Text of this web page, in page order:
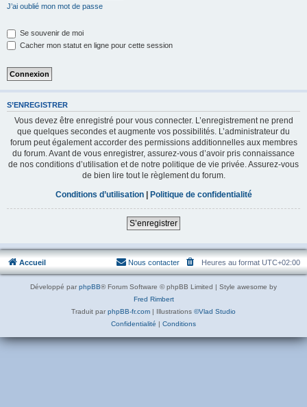
J’ai oublié mon mot de passe
Se souvenir de moi
Cacher mon statut en ligne pour cette session
S’ENREGISTRER
Vous devez être enregistré pour vous connecter. L’enregistrement ne prend
que quelques secondes et augmente vos possibilités. L’administrateur du
forum peut également accorder des permissions additionnelles aux membres
du forum. Avant de vous enregistrer, assurez-vous d’avoir pris connaissance
de nos conditions d’utilisation et de notre politique de vie privée. Assurez-vous
de bien lire tout le règlement du forum.
Conditions d’utilisation| Politique de confidentialité
S’enregistrer
Accueil Heures au format UTC+02:00
Nous contacter
Développé par phpBB® Forum Software © phpBB Limited | Style awesome by
Fred Rimbert
Traduit par phpBB-fr.com | Illustrations ©Vlad Studio
Confidentialité | Conditions